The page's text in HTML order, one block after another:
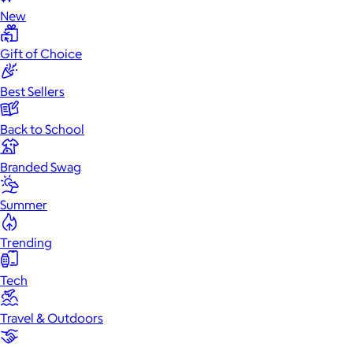
New
Gift of Choice
Best Sellers
Back to School
Branded Swag
Summer
Trending
Tech
Travel & Outdoors